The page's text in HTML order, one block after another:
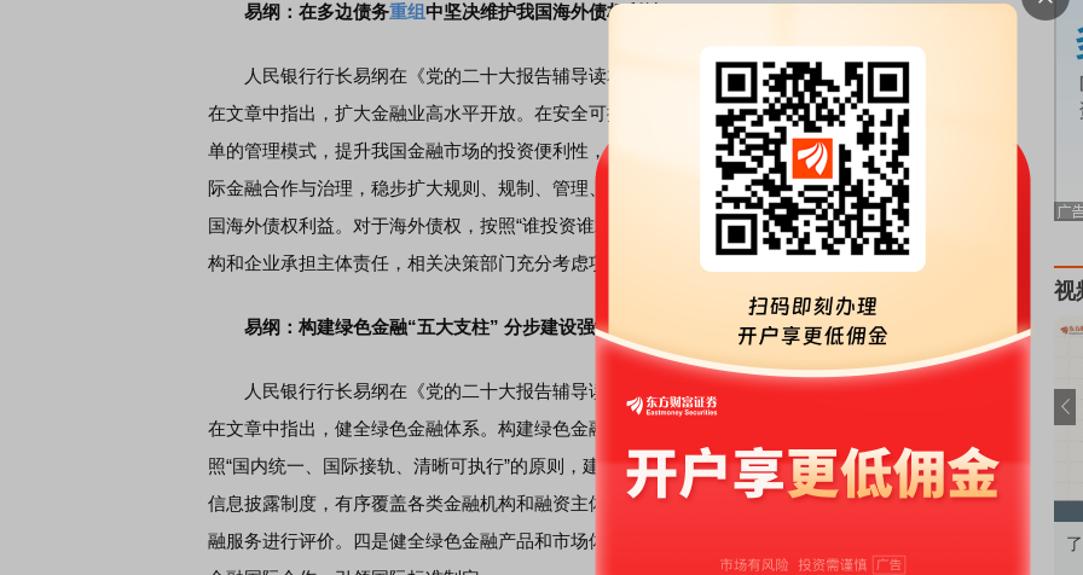
易纲：在多边债务重组中坚决维护我国海外债权利益
人民银行行长易纲在《党的二十大报告辅导读本》中发表文章《建设现代中央银行制度》，易纲
在文章中指出，扩大金融业高水平开放。在安全可控的前提下，进一步完善准入前国民待遇加负面清
单的管理模式，提升我国金融市场的投资便利性，提高全球竞争力。坚持多边主义原则，积极参与国
际金融合作与治理，稳步扩大规则、规制、管理、标准等制度型开放。在多边债务重组中坚决维护我
国海外债权利益。对于海外债权，按照“谁投资谁承担风险、谁决策谁负责风险补偿”的原则，由金融机
构和企业承担主体责任，相关决策部门充分考虑项目的金融可持续性，负责风险补偿。
易纲：构建绿色金融“五大支柱” 分步建设强制性的信息披露制度
人民银行行长易纲在《党的二十大报告辅导读本》中发表文章《建设现代中央银行制度》，易纲
在文章中指出，健全绿色金融体系。构建绿色金融“五大支柱”，支持碳达峰碳中和目标的实现：一是按
照“国内统一、国际接轨、清晰可执行”的原则，建立和完善绿色金融标准体系。二是分步建设强制性的
信息披露制度，有序覆盖各类金融机构和融资主体。三是健全激励约束机制，对金融机构开展绿色金
融服务进行评价。四是健全绿色金融产品和市场体系，推动形成碳排放权的合理价格。五是深化绿色
视
首席连线｜东方财富证券陈果：A股再平衡的
风，将吹向何处
债券知识通识：从基础认知到特色品种